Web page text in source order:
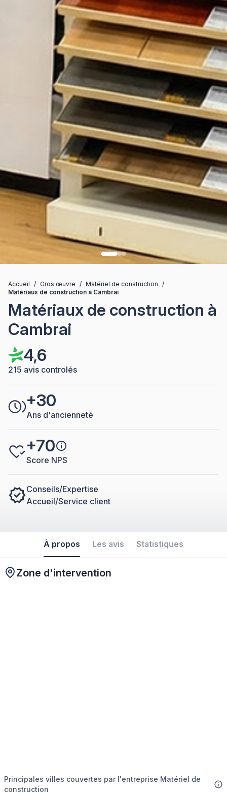
Accueil / Gros œuvre / Matériel de construction
/
Matériaux de construction à Cambrai
Matériaux de construction à
Cambrai
4,6
215 avis controlés
+30
Ans d'ancienneté
+70
Score NPS
Conseils/Expertise
Accueil/Service client
À propos Les avis Statistiques
Zone d'intervention
Principales villes couvertes par l'entreprise Matériel de
construction